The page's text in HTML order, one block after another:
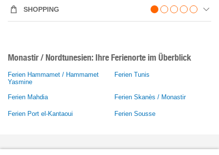
SHOPPING
Monastir / Nordtunesien: Ihre Ferienorte im Überblick
Ferien Hammamet / Hammamet
Yasmine
Ferien Tunis
Ferien Mahdia Ferien Skanès / Monastir
Ferien Port el-Kantaoui Ferien Sousse